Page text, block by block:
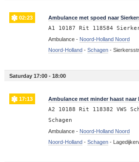
02:23 Ambulance met spoed naar
A1 10187 Rit 118584
Ambulance - Noord-Holland Noord
Noord-Holland- Schagen-
Saturday 17:00 - 18:00
17:13 Ambulance met minder haast naar
A2 10188 Rit 118382 VWS
Schagen
Ambulance - Noord-Holland Noord
Noord-Holland- Schagen-